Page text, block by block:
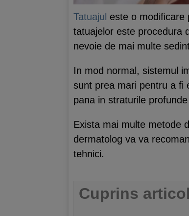
Tatuajul este o modificare
tatuajelor este procedura
nevoie de mai multe
In mod normal, sistemul
sunt prea mari pentru a fi
pana in straturile
Exista mai multe metode
dermatolog va va
tehnici.
Cuprins articol